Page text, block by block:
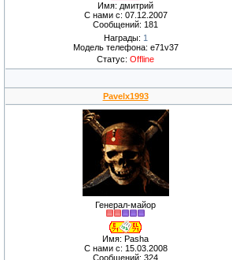
Имя: дмитрий
С нами с: 07.12.2007
Сообщений: 181
Награды: 1
Модель телефона: e71v37
Статус: Offline
Pavelx1993
Генерал-майор
Имя: Pasha
С нами с: 15.03.2008
Сообщений: 324